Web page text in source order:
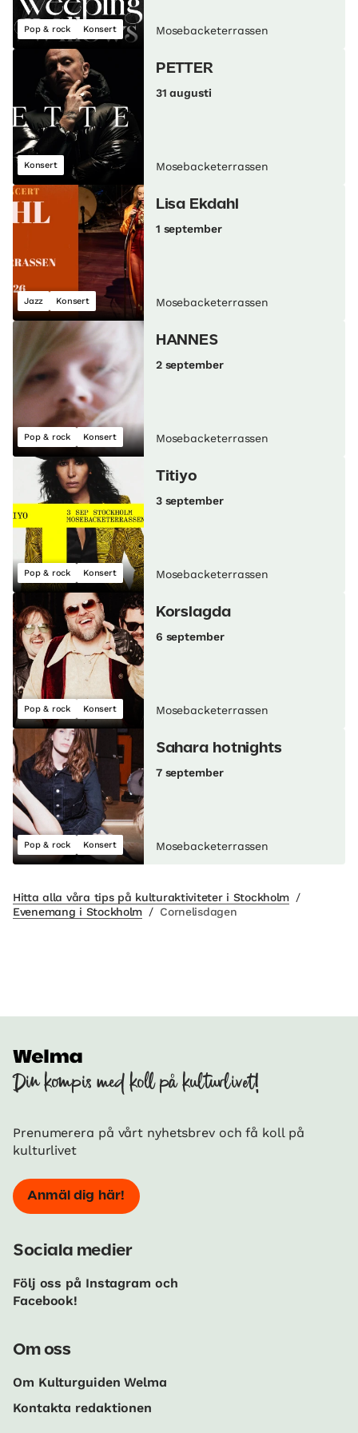
Pop & rock Konsert Mosebacketerrassen
Konsert
PETTER
31 augusti
Mosebacketerrassen
Jazz Konsert
Lisa Ekdahl
1 september
Mosebacketerrassen
Pop & rock Konsert
HANNES
2 september
Mosebacketerrassen
Pop & rock Konsert
Titiyo
3 september
Mosebacketerrassen
Pop & rock Konsert
Korslagda
6 september
Mosebacketerrassen
Pop & rock Konsert
Sahara hotnights
7 september
Mosebacketerrassen
Hitta alla våra tips på kulturaktiviteter i Stockholm /
Evenemang i Stockholm / Cornelisdagen
Din kompis med koll på kulturlivet!
Prenumerera på vårt nyhetsbrev och få koll på
kulturlivet
Anmäl dig här!
Sociala medier
Följ oss på Instagram och
Facebook!
Om oss
Om Kulturguiden Welma
Kontakta redaktionen